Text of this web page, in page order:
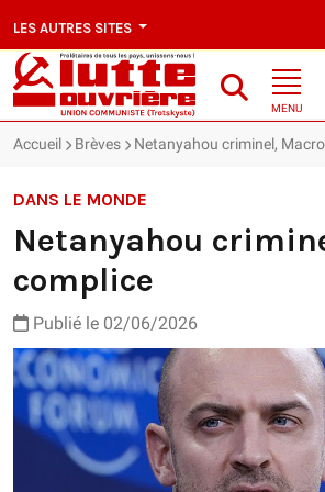
LES AUTRES SITES
MENU
Accueil Brèves Netanyahou criminel,
DANS LE MONDE
Netanyahou
complice
Publié le 02/06/2026